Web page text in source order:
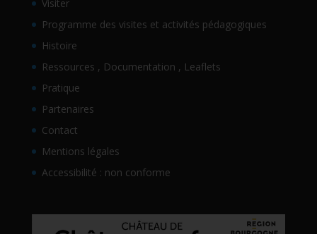
Visiter
Programme des visites et activités pédagogiques
Histoire
Ressources , Documentation , Leaflets
Pratique
Partenaires
Contact
Mentions légales
Accessibilité : non conforme